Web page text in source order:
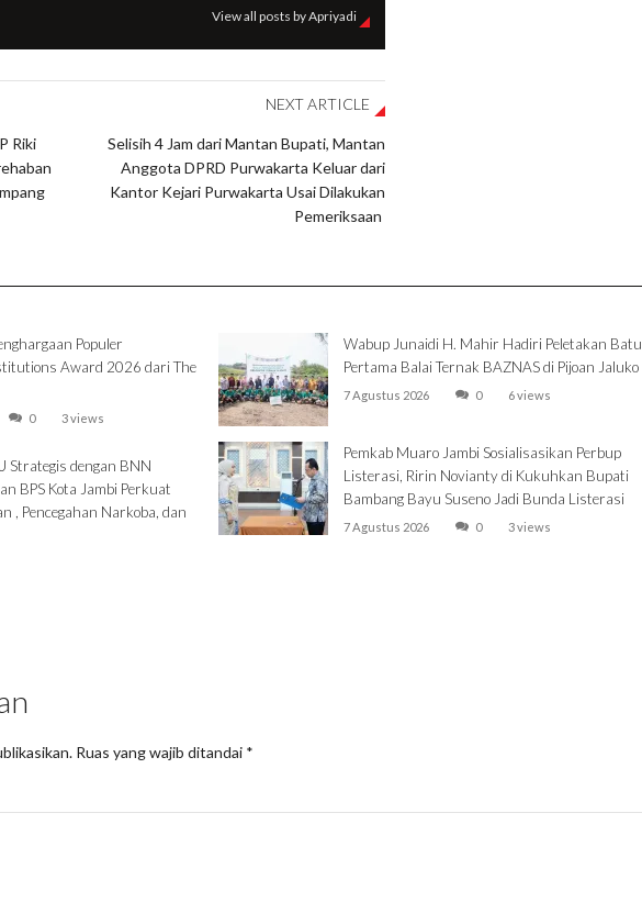
View all posts by Apriyadi
Riki
NEXT ARTICLE
Selisih 4 Jam dari Mantan Bupati, Mantan
Anggota DPRD Purwakarta Keluar dari
Kantor Kejari Purwakarta Usai Dilakukan
Pemeriksaan
Populer
Award 2026 dari The
0 3 views
Strategis dengan BNN
BPS Kota Jambi Perkuat
, Pencegahan Narkoba, dan
Wabup Junaidi H. Mahir Hadiri Peletakan Batu
Pertama Balai Ternak BAZNAS di Pijoan Jaluko
7 Agustus 2026 0 6 views
Pemkab Muaro Jambi Sosialisasikan Perbup
Listerasi, Ririn Novianty di Kukuhkan Bupati
Bambang Bayu Suseno Jadi Bunda Listerasi
7 Agustus 2026 0 3 views
Ruas yang wajib ditandai *